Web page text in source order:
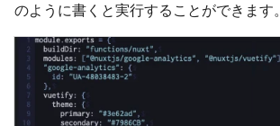
のように書くと実行することができます。